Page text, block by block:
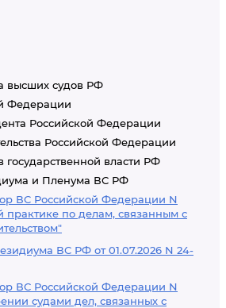
высших судов РФ
Федерации
Российской Федерации
Российской Федерации
государственной власти РФ
и Пленума ВС РФ
ВС Российской Федерации N
практике по делам, связанным с
ВС РФ от 01.07.2026 N 24-
ВС Российской Федерации N
судами дел, связанных с